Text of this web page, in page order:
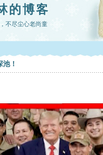
的博客
不尽尘心老尚童
！